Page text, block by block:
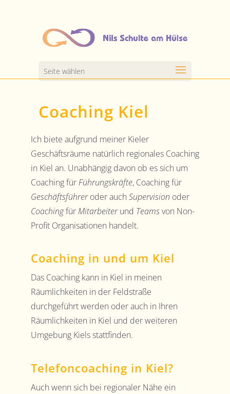
Seite wählen
Coaching Kiel
Ich biete aufgrund meiner Kieler
Geschäftsräume natürlich regionales Coaching
in Kiel an. Unabhängig davon ob es sich um
Coaching fürFührungskräfte, Coaching für
Geschäftsführeroder auch Supervision oder
CoachingfürMitarbeiterund Teamsvon Non-
Profit Organisationen handelt.
Coaching in und um Kiel
Das Coaching kann in Kiel in meinen
Räumlichkeiten in der Feldstraße
durchgeführt werden oder auch in Ihren
Räumlichkeiten in Kiel und der weiteren
Umgebung Kiels stattfinden.
Telefoncoaching in Kiel?
Auch wenn sich bei regionaler Nähe ein